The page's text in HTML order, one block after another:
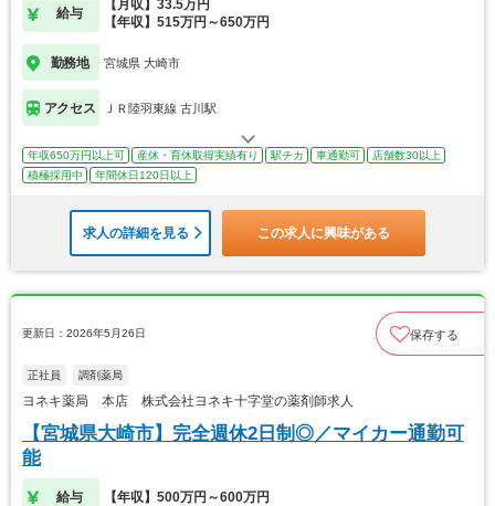
給与
【月収】33.5万円
【年収】515万円～650万円
勤務地 宮城県 大崎市
アクセス ＪＲ陸羽東線 古川駅
年収650万円以上可 産休・育休取得実績有り 駅チカ 車通勤可
店舗数30以上
積極採用中
年間休日120日以上
求人の詳細を見る この求人に興味がある
更新日：2026年5月26日 保存する
正社員 調剤薬局
ヨネキ薬局 本店 株式会社ヨネキ十字堂の薬剤師求人
【宮城県大崎市】完全週休2日制◎／マイカー通勤可
能
給与 【年収】500万円～600万円